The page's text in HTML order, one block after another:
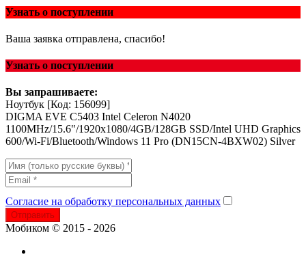
Узнать о поступлении
Ваша заявка отправлена, спасибо!
Узнать о поступлении
Вы запрашиваете:
Ноутбук [Код: 156099]
DIGMA EVE C5403 Intel Celeron N4020
1100MHz/15.6"/1920х1080/4GB/128GB SSD/Intel UHD Graphics
600/Wi-Fi/Bluetooth/Windows 11 Pro (DN15CN-4BXW02) Silver
Согласие на обработку персональных данных
Отправить
Мобиком © 2015 - 2026